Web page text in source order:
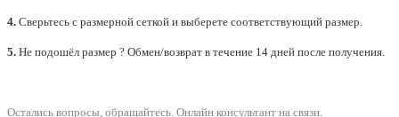
4. Сверьтесь с размерной сеткой и выберете соответствующий размер.
5. Не подошёл размер ? Обмен/возврат в течение 14 дней после получения.
Остались вопросы, обращайтесь. Онлайн консультант на связи.